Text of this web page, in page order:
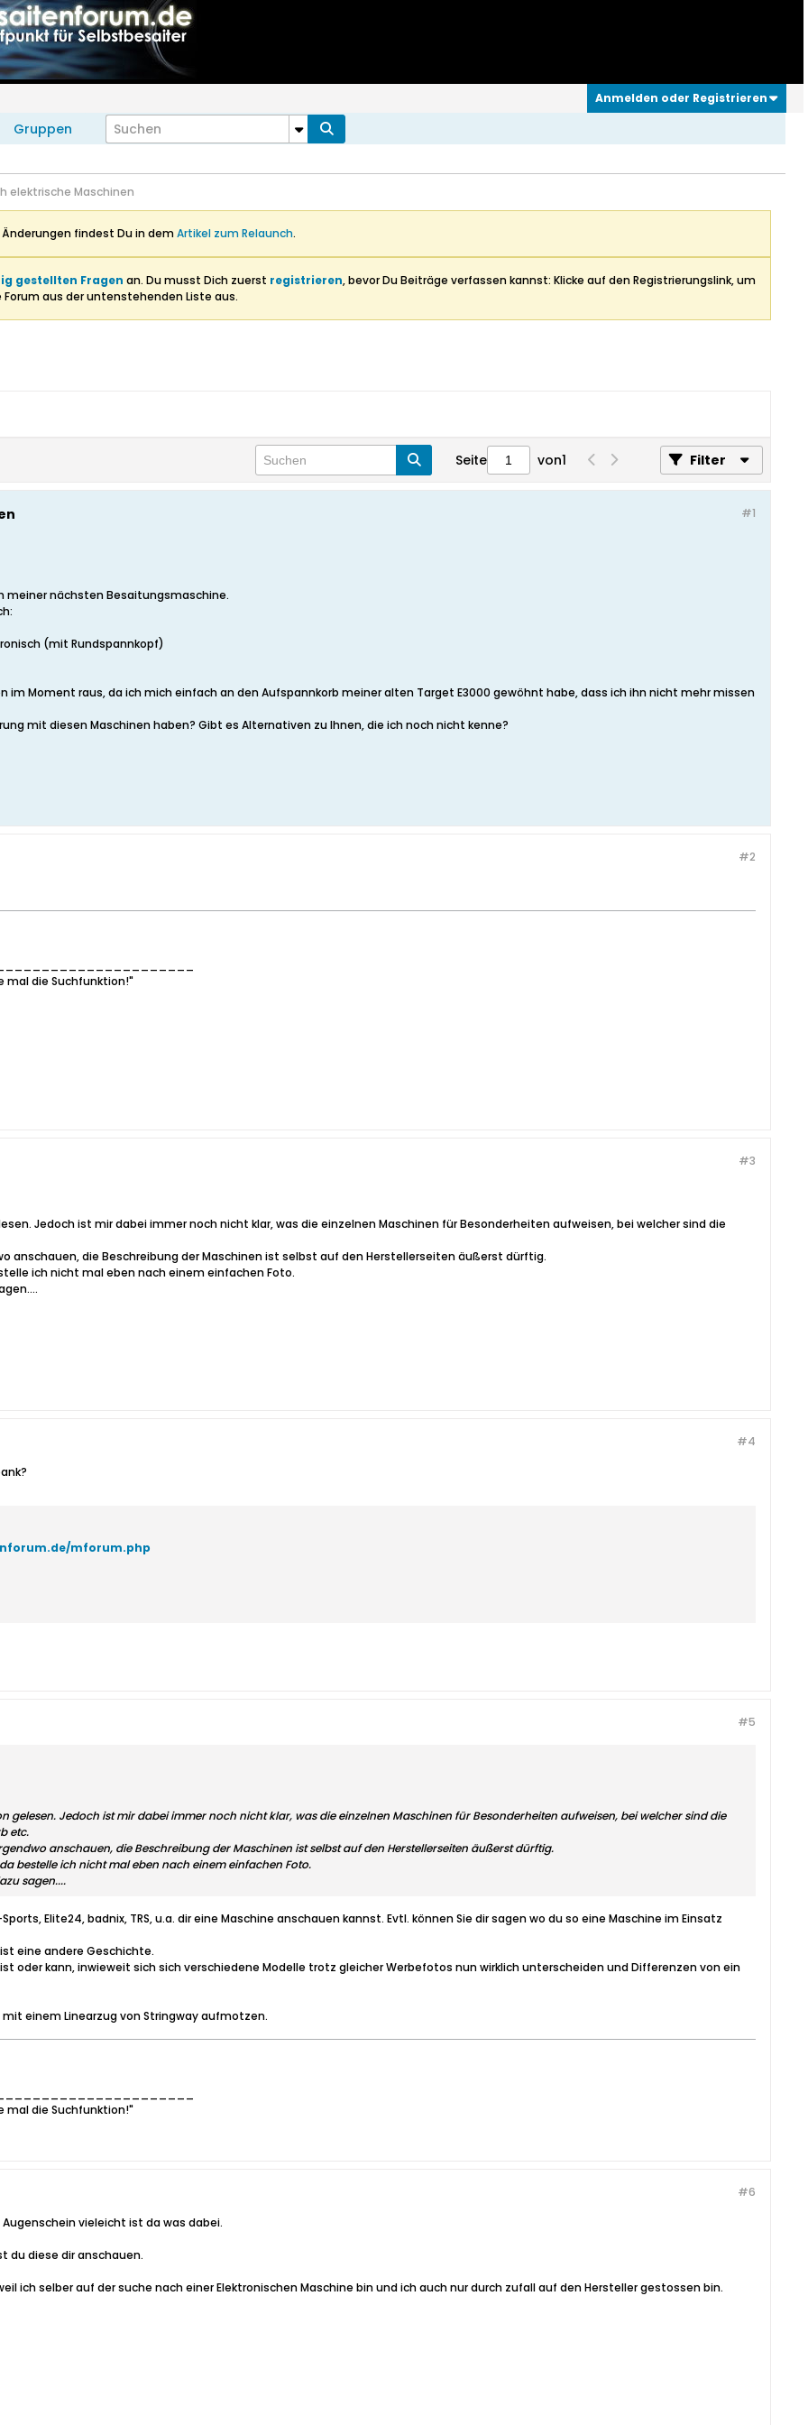
Anmelden oder Registrieren
Gruppen
elektrische Maschinen
findest Du in demArtikel zum Relaunch.
gestellten Fragen an. Du musst Dich zuerst registrieren, bevor Du Beiträge verfassen kannst: Klicke auf den Registrierungslink, um
aus der untenstehenden Liste aus.
Seite von1 Filter
#1
meiner nächsten Besaitungsmaschine.
(mit Rundspannkopf)
im Moment raus, da ich mich einfach an den Aufspannkorb meiner alten Target E3000 gewöhnt habe, dass ich ihn nicht mehr missen
mit diesen Maschinen haben? Gibt es Alternativen zu Ihnen, die ich noch nicht kenne?
#2
mal die Suchfunktion!"
#3
Jedoch ist mir dabei immer noch nicht klar, was die einzelnen Maschinen für Besonderheiten aufweisen, bei welcher sind die
anschauen, die Beschreibung der Maschinen ist selbst auf den Herstellerseiten äußerst dürftig.
ich nicht mal eben nach einem einfachen Foto.
#4
mforum.php
#5
gelesen. Jedoch ist mir dabei immer noch nicht klar, was die einzelnen Maschinen für Besonderheiten aufweisen, bei welcher sind die
etc.
anschauen, die Beschreibung der Maschinen ist selbst auf den Herstellerseiten äußerst dürftig.
bestelle ich nicht mal eben nach einem einfachen Foto.
sagen....
Elite24, badnix, TRS, u.a. dir eine Maschine anschauen kannst. Evtl. können Sie dir sagen wo du so eine Maschine im Einsatz
eine andere Geschichte.
ist oder kann, inwieweit sich sich verschiedene Modelle trotz gleicher Werbefotos nun wirklich unterscheiden und Differenzen von ein
einem Linearzug von Stringway aufmotzen.
mal die Suchfunktion!"
#6
vieleicht ist da was dabei.
du diese dir anschauen.
ich selber auf der suche nach einer Elektronischen Maschine bin und ich auch nur durch zufall auf den Hersteller gestossen bin.